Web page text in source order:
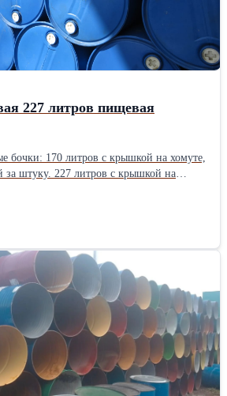
227 литров пищевая
бочки: 170 литров с крышкой на хомуте,
за штуку. 227 литров с крышкой на
краски по 1000 рублей за штуку.
ПИЩЕВЫЕ по 1500 рублей за
для полива растений ПИЩЕВЫЕ
ул.
2/4 Время работы: с понедельника по
без обеда. Выходной: суббота и